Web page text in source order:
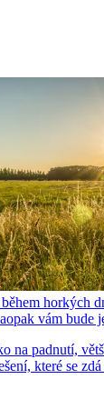
horkých
vám bude
na padnutí,
které se